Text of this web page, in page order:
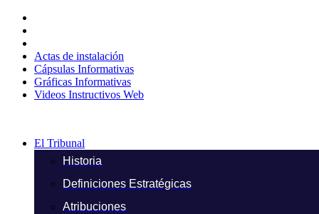
contenido
Actas de instalación
Cápsulas Informativas
Gráficas Informativas
Videos Instructivos Web
El Tribunal
Historia
Definiciones Estratégicas
Atribuciones